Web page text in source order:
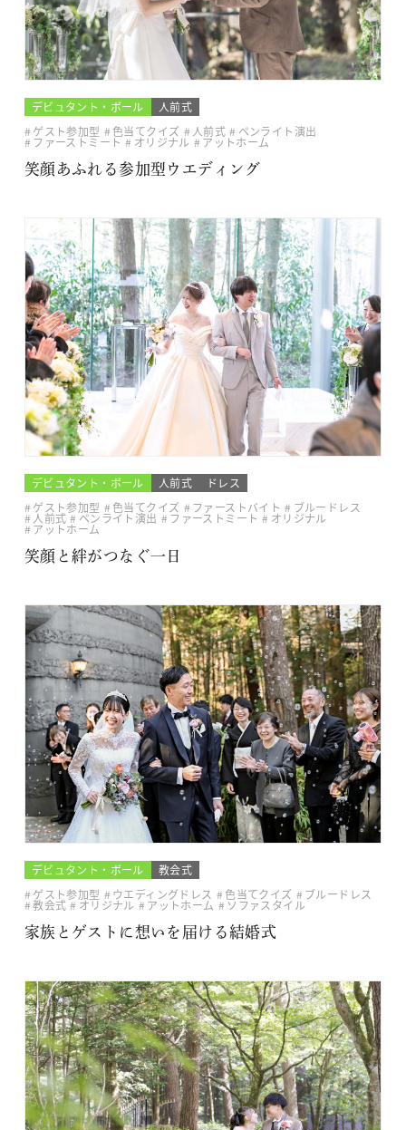
デビュタント・ボール
人前式
ゲスト参加型
色当てクイズ 人前式 ペンライト演出
ファーストミート オリジナル
アットホーム
笑顔あふれる参加型ウエディング
デビュタント・ボール 人前式
ドレス
ゲスト参加型
色当てクイズ ファーストバイト ブルードレス
人前式 ペンライト演出 ファーストミート オリジナル
アットホーム
笑顔と絆がつなぐ一日
デビュタント・ボール
教会式
ゲスト参加型
ウエディングドレス 色当てクイズ ブルードレス
教会式 オリジナル アットホーム
ソファスタイル
家族とゲストに想いを届ける結婚式